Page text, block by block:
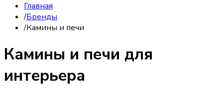
Главная
/Бренды
/Камины и печи
Камины и печи для
интерьера